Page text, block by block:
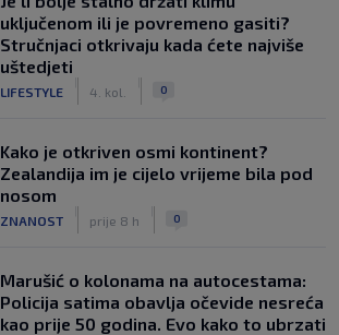
uključenom ili je povremeno gasiti?
Stručnjaci otkrivaju kada ćete najviše
uštedjeti
LIFESTYLE 4. kol. 0
Kako je otkriven osmi kontinent?
Zealandija im je cijelo vrijeme bila pod
nosom
ZNANOST prije 8 h 0
Marušić o kolonama na autocestama:
Policija satima obavlja očevide nesreća
kao prije 50 godina. Evo kako to ubrzati